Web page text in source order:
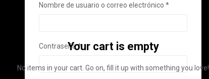
Nombre de usuario o correo electrónico *
Contraseña*Obligatorio
Your cart is empty
No items in your cart. Go on, fill it up with something you love!